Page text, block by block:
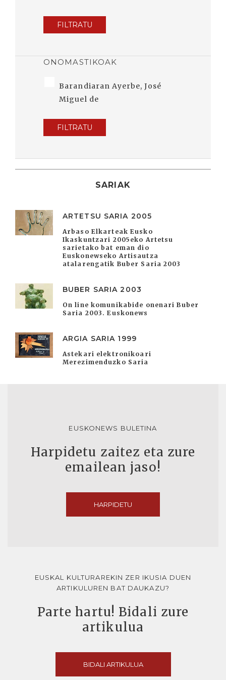
FILTRATU
ONOMASTIKOAK
Barandiaran Ayerbe, José
Miguel de
FILTRATU
SARIAK
ARTETSU SARIA 2005
Arbaso Elkarteak Eusko
Ikaskuntzari 2005eko Artetsu
sarietako bat eman dio
Euskonewseko Artisautza
atalarengatik Buber Saria 2003
BUBER SARIA 2003
On line komunikabide onenari Buber
Saria 2003. Euskonews
ARGIA SARIA 1999
Astekari elektronikoari
Merezimenduzko Saria
EUSKONEWS BULETINA
Harpidetu zaitez eta zure
emailean jaso!
HARPIDETU
EUSKAL KULTURAREKIN ZER IKUSIA DUEN
ARTIKULUREN BAT DAUKAZU?
Parte hartu! Bidali zure
artikulua
BIDALI ARTIKULUA